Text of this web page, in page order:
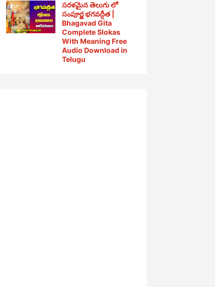
సరళమైన తెలుగు లో
సంపూర్ణ భగవద్గీత |
Bhagavad Gita
Complete Slokas
With Meaning Free
Audio Download in
Telugu